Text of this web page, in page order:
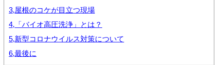
3,屋根のコケが目立つ現場
4,「バイオ高圧洗浄」とは？
5,新型コロナウイルス対策について
6,最後に